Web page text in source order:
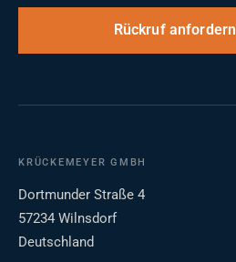
Rückruf anfordern
KRÜCKEMEYER GMBH
Dortmunder Straße 4
57234 Wilnsdorf
Deutschland